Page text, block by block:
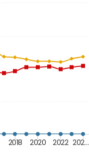
2018 2020 2022 202…